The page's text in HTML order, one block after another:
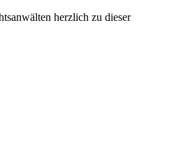
herzlich zu dieser